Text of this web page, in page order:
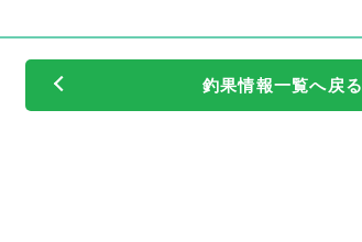
釣果情報一覧へ戻る